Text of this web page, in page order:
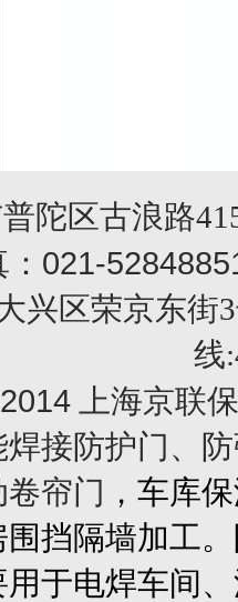
陀区古浪路
021-
荣京东街3
线
上海京联
接防护门、
帘门 ，车库
挡隔墙加工
于电焊车间